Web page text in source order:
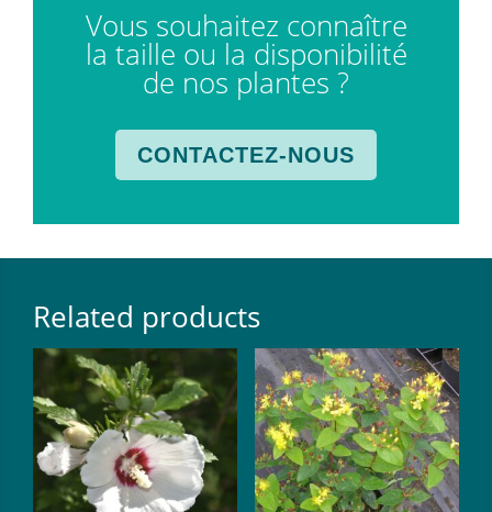
Vous souhaitez connaître
la taille ou la disponibilité
de nos plantes ?
CONTACTEZ-NOUS
Related products